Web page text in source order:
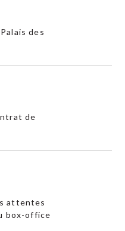
des
de
attentes
box-office